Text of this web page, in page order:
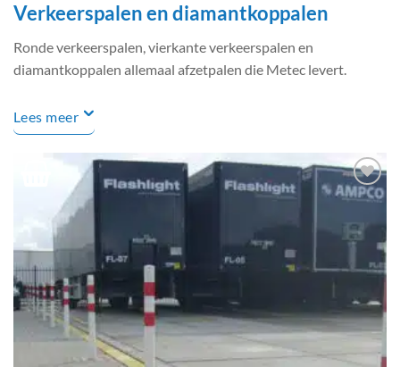
Verkeerspalen en diamantkoppalen
Ronde verkeerspalen, vierkante verkeerspalen en
diamantkoppalen allemaal afzetpalen die Metec levert.
Lees meer